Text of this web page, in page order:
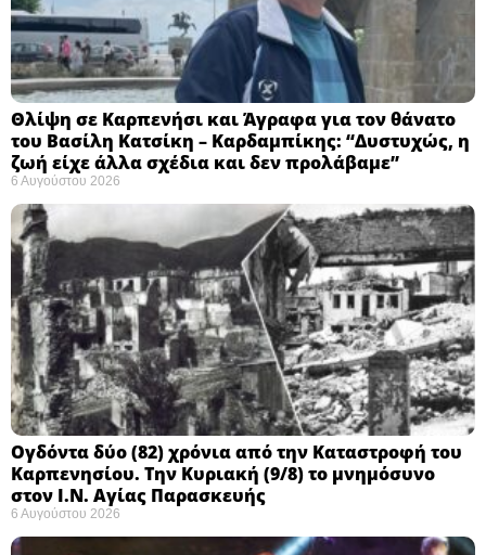
Θλίψη σε Καρπενήσι και Άγραφα για τον θάνατο
του Βασίλη Κατσίκη – Καρδαμπίκης: “Δυστυχώς, η
ζωή είχε άλλα σχέδια και δεν προλάβαμε”
6 Αυγούστου 2026
Ογδόντα δύο (82) χρόνια από την Καταστροφή του
Καρπενησίου. Την Κυριακή (9/8) το μνημόσυνο
στον Ι.Ν. Αγίας Παρασκευής
6 Αυγούστου 2026